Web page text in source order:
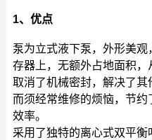
1、优点
泵为立式液下泵，外形美
存器上，无额外占地面积，
取消了机械密封，解决了
而须经常维修的烦恼，节
效率。
采用了独特的离心式双平